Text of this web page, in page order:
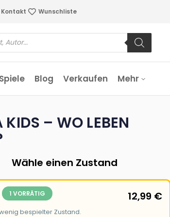
Kontakt Wunschliste
Blog Verkaufen Mehr
KIDS – WO LEBEN
Wähle einen Zustand
1 VORRÄTIG
bespielter Zustand.
12,99 €